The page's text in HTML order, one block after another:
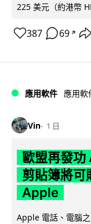
225 美元（約港幣
387 69 ↗
應用軟件 應用軟
Vin 1 日
歐盟再發功
剪貼簿將可
Apple
Apple 電話、電腦